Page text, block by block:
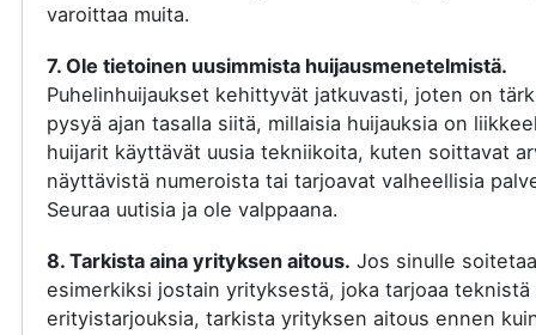
varoittaa muita.
7. Ole tietoinen uusimmista huijausmenetelmistä.
Puhelinhuijaukset kehittyvät jatkuvasti, joten on
pysyä ajan tasalla siitä, millaisia huijauksia on
huijarit käyttävät uusia tekniikoita, kuten soittavat
näyttävistä numeroista tai tarjoavat valheellisia
Seuraa uutisia ja ole valppaana.
8. Tarkista aina yrityksen aitous. Jos sinulle
esimerkiksi jostain yrityksestä, joka tarjoaa teknistä
erityistarjouksia, tarkista yrityksen aitous ennen